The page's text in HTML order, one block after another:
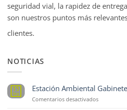
seguridad vial, la rapidez de
son nuestros puntos más
clientes.
NOTICIAS
15
Sep
Estación Ambiental Gabinete
Comentarios desactivadosen